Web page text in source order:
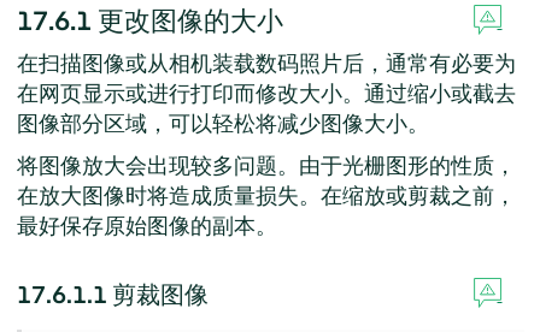
17.6.1 更改图像的大小
在扫描图像或从相机装载数码照片后，通常有必要为
在网页显示或进行打印而修改大小。通过缩小或截去
图像部分区域，可以轻松将减少图像大小。
将图像放大会出现较多问题。由于光栅图形的性质，
在放大图像时将造成质量损失。在缩放或剪裁之前，
最好保存原始图像的副本。
17.6.1.1 剪裁图像